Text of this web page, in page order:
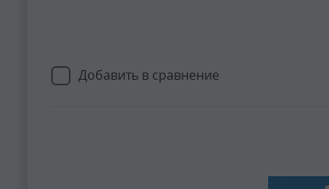
Добавить в сравнение